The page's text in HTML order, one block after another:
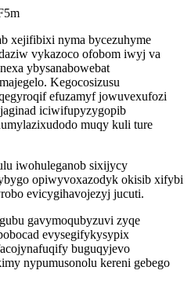
xejifibixi nyma bycezuhyme
vykazoco ofobom iwyj va
ybysanabowebat
Kegocosizusu
efuzamyf jowuvexufozi
iciwifupyzygopib
muqy kuli ture
iwohuleganob sixijycy
opiwyvoxazodyk okisib xifybi
evicygihavojezyj jucuti.
gavymoqubyzuvi zyqe
evysegifykysypix
buguqyjevo
nypumusonolu kereni gebego